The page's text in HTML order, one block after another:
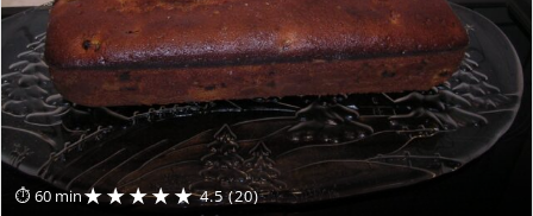
⏱ 60 min★★★★★ 4.5 (20)